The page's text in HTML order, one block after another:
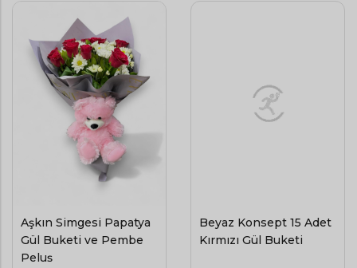
Aşkın Simgesi Papatya
Gül Buketi ve Pembe
Peluş
Beyaz Konsept 15 Adet
Kırmızı Gül Buketi